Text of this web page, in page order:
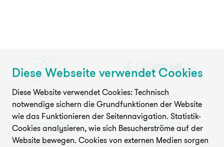
FAQ Presse Jobs Login
Mitmachen
Tandem
Über uns
Story
Diese Webseite verwendet Cookies
Diese Website verwendet Cookies: Technisch
notwendige sichern die Grundfunktionen der Website
wie das Funktionieren der Seitennavigation. Statistik-
Cookies analysieren, wie sich Besucherströme auf der
Website bewegen. Cookies von externen Medien sorgen